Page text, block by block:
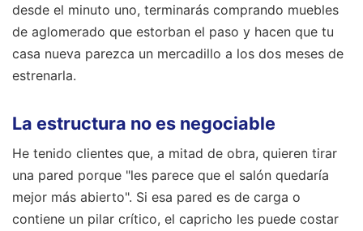
desde el minuto uno, terminarás comprando muebles
de aglomerado que estorban el paso y hacen que tu
casa nueva parezca un mercadillo a los dos meses de
estrenarla.
La estructura no es negociable
He tenido clientes que, a mitad de obra, quieren tirar
una pared porque "les parece que el salón quedaría
mejor más abierto". Si esa pared es de carga o
contiene un pilar crítico, el capricho les puede costar